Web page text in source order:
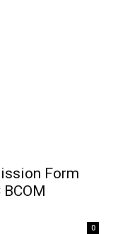
Form
0